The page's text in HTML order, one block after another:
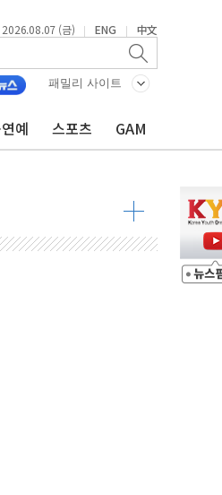
2026.08.07 (금) | ENG | 中文
패밀리 사이트
예 스포츠 GAM
증가" 전망
작전"
그마·앱러빈↓
샌디스크↓